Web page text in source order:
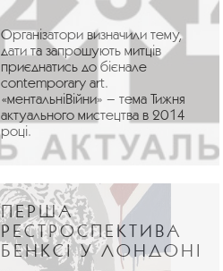
Організатори визначили тему,
дати та запрошують митців
приєднатись до бієнале
contemporary art.
«ментальніВійни» – тема Тижня
актуального мистецтва в 2014
році.
ПЕРША
РЕСТРОСПЕКТИВА
БЕНКСІ У ЛОНДОНІ